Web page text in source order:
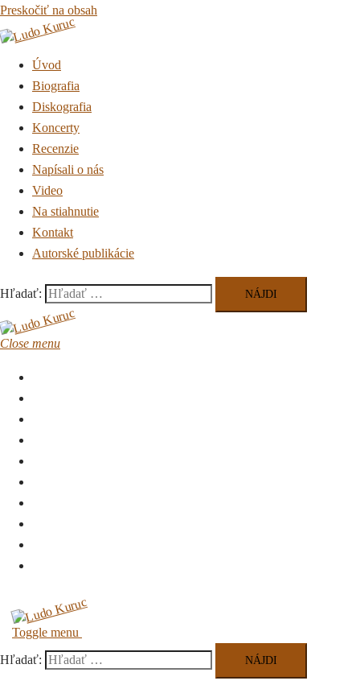
Preskočiť na obsah
Úvod
Biografia
Diskografia
Koncerty
Recenzie
Napísali o nás
Video
Na stiahnutie
Kontakt
Autorské publikácie
Hľadať:
Close menu
Toggle menu
Hľadať: